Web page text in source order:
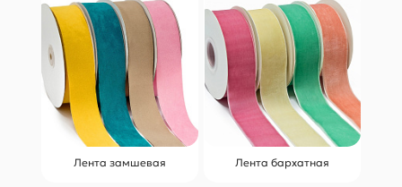
Лента замшевая Лента бархатная